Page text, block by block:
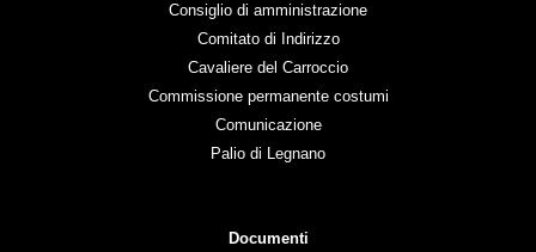
Consiglio di amministrazione
Comitato di Indirizzo
Cavaliere del Carroccio
Commissione permanente costumi
Comunicazione
Palio di Legnano
Documenti